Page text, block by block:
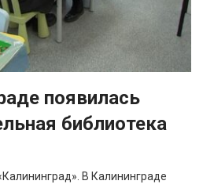
появилась
библиотека
В Калининграде